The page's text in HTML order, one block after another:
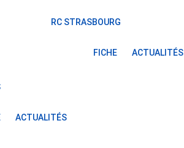
RC STRASBOURG
FICHE ACTUALITÉS
ACTUALITÉS